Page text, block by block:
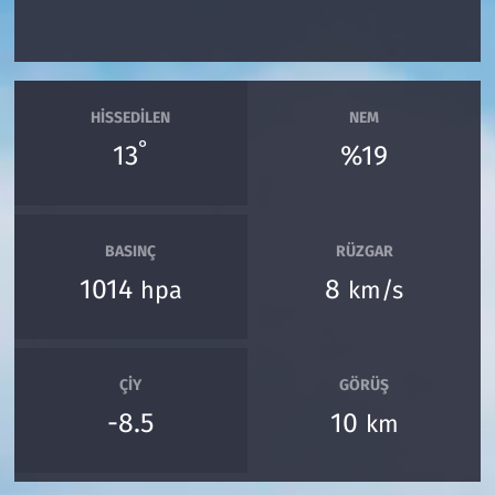
HISSEDILEN
13°
NEM
%19
BASINÇ
1014 hpa
RÜZGAR
8 km/s
ÇIY
-8.5
GÖRÜŞ
10 km